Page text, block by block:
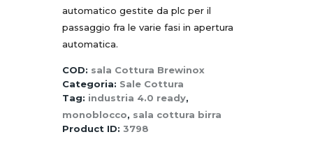
automatico gestite da plc per il
passaggio fra le varie fasi in apertura
automatica.
COD: sala Cottura Brewinox
Categoria: Sale Cottura
Tag: industria 4.0 ready,
monoblocco, sala cottura birra
Product ID: 3798